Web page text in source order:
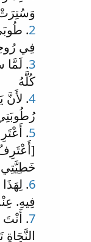
2
.
فِي
3
.
كُلَّهُ
4. لأَنَّ
5
.
6
.
فِيهِ.
7
.